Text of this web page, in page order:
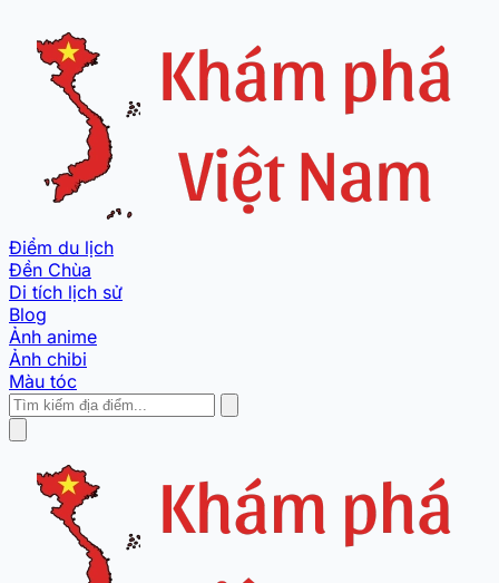
Điểm du lịch
Đền Chùa
Di tích lịch sử
Blog
Ảnh anime
Ảnh chibi
Màu tóc